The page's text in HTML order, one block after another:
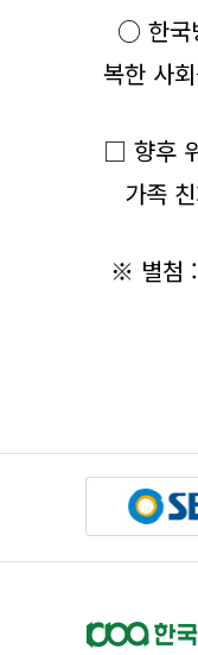
○ 한국
복한 사
□ 향후
가족
※ 별첨 :